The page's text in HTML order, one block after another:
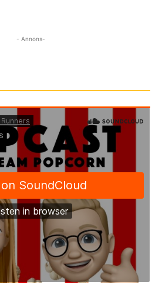
- Annons-